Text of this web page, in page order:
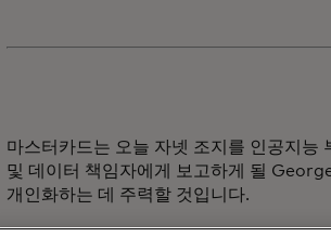
마스터카드는 오늘 자넷 조지를 인공지능
및 데이터 책임자에게 보고하게 될
개인화하는 데 주력할 것입니다.
"AI와 데이터 기반 인사이트를 활용하여